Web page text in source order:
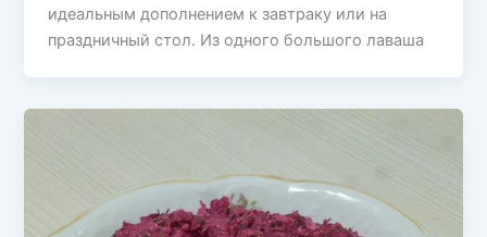
идеальным дополнением к завтраку или на
праздничный стол. Из одного большого лаваша